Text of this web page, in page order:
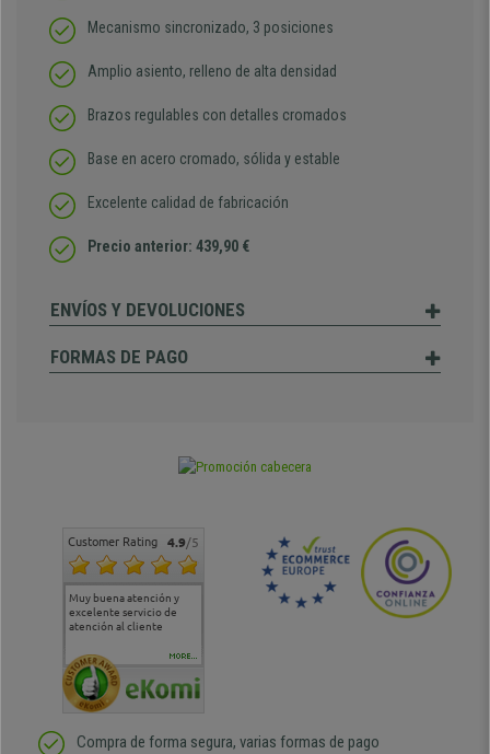
Mecanismo sincronizado, 3 posiciones
Amplio asiento, relleno de alta densidad
Brazos regulables con detalles cromados
Base en acero cromado, sólida y estable
Excelente calidad de fabricación
Precio anterior: 439,90 €
ENVÍOS Y DEVOLUCIONES
FORMAS DE PAGO
Customer Rating 4.9/5
Muy buena atención y
excelente servicio de
atención al cliente
Muy buena atención de
cara al asesoramiento
Si estoy contento
MORE...
Compra de forma segura, varias formas de pago